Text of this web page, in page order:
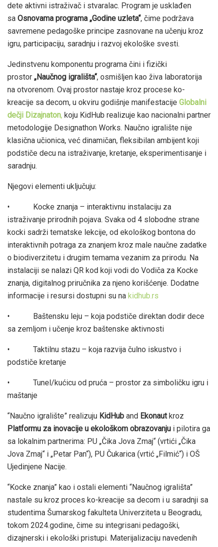
dete aktivni istraživač i stvaralac. Program je usklađen
sa Osnovama programa „Godine uzleta“, čime podržava
savremene pedagoške principe zasnovane na učenju kroz
igru, participaciju, saradnju i razvoj ekološke svesti.
Jedinstvenu komponentu programa čini i fizički
prostor „Naučnog igrališta“, osmišljen kao živa laboratorija
na otvorenom. Ovaj prostor nastaje kroz procese ko-
kreacije sa decom, u okviru godišnje manifestacije Globalni
dečji Dizajnaton, koju KidHub realizuje kao nacionalni partner
metodologije Designathon Works. Naučno igralište nije
klasična učionica, već dinamičan, fleksibilan ambijent koji
podstiče decu na istraživanje, kretanje, eksperimentisanje i
saradnju.
Njegovi elementi uključuju:
• Kocke znanja – interaktivnu instalaciju za
istraživanje prirodnih pojava. Svaka od 4 slobodne strane
kocki sadrži tematske lekcije, od ekološkog bontona do
interaktivnih potraga za znanjem kroz male naučne zadatke
o biodiverzitetu i drugim temama vezanim za prirodu. Na
instalaciji se nalazi QR kod koji vodi do Vodiča za Kocke
znanja, digitalnog priručnika za njeno korišćenje. Dodatne
informacije i resursi dostupni su na kidhub.rs
• Baštensku leju – koja podstiče direktan dodir dece
sa zemljom i učenje kroz baštenske aktivnosti
• Taktilnu stazu – koja razvija čulno iskustvo i
podstiče kretanje
• Tunel/kućicu od pruća – prostor za simboličku igru i
maštanje
“Naučno igralište” realizuju KidHub and Ekonautkroz
Platformu za inovacije u ekološkom obrazovanju i pilotira ga
sa lokalnim partnerima: PU „Čika Jova Zmaj“ (vrtići „Čika
Jova Zmaj“ i „Petar Pan“), PU Čukarica (vrtić „Filmić“) i OŠ
Ujedinjene Nacije.
“Kocke znanja” kao i ostali elementi “Naučnog igrališta”
nastale su kroz proces ko-kreacije sa decom i u saradnji sa
studentima Šumarskog fakulteta Univerziteta u Beogradu,
tokom 2024.godine, čime su integrisani pedagoški,
dizajnerski i ekološki pristupi. Materijalizaciju navedenih